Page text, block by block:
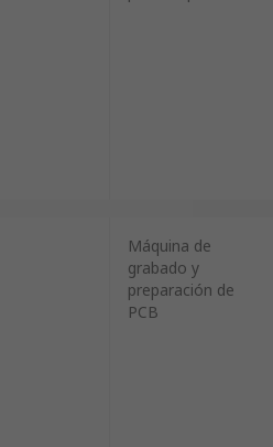
Máquina de
grabado y
preparación de
PCB